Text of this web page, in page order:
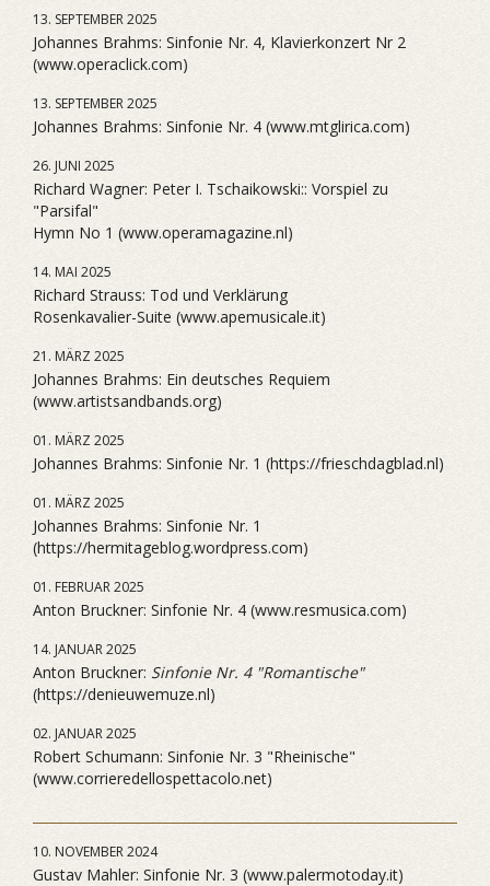
13. SEPTEMBER 2025
Johannes Brahms: Sinfonie Nr. 4, Klavierkonzert Nr 2
(www.operaclick.com)
13. SEPTEMBER 2025
Johannes Brahms: Sinfonie Nr. 4 (www.mtglirica.com)
26. JUNI 2025
Richard Wagner: Peter I. Tschaikowski:: Vorspiel zu
"Parsifal"
Hymn No 1 (www.operamagazine.nl)
14. MAI 2025
Richard Strauss: Tod und Verklärung
Rosenkavalier-Suite (www.apemusicale.it)
21. MÄRZ 2025
Johannes Brahms: Ein deutsches Requiem
(www.artistsandbands.org)
01. MÄRZ 2025
Johannes Brahms: Sinfonie Nr. 1 (https://frieschdagblad.nl)
01. MÄRZ 2025
Johannes Brahms: Sinfonie Nr. 1
(https://hermitageblog.wordpress.com)
01. FEBRUAR 2025
Anton Bruckner: Sinfonie Nr. 4 (www.resmusica.com)
14. JANUAR 2025
Anton Bruckner: Sinfonie Nr. 4 "Romantische"
(https://denieuwemuze.nl)
02. JANUAR 2025
Robert Schumann: Sinfonie Nr. 3 "Rheinische"
(www.corrieredellospettacolo.net)
10. NOVEMBER 2024
Gustav Mahler: Sinfonie Nr. 3 (www.palermotoday.it)